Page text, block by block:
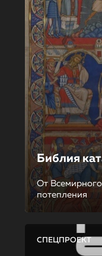
Библия
От
потепления
СПЕЦПРОЕКТ